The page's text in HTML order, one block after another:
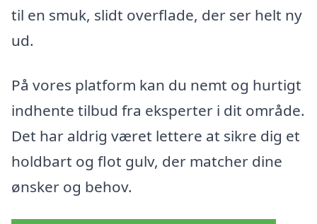
til en smuk, slidt overflade, der ser helt ny
ud.
På vores platform kan du nemt og hurtigt
indhente tilbud fra eksperter i dit område.
Det har aldrig været lettere at sikre dig et
holdbart og flot gulv, der matcher dine
ønsker og behov.